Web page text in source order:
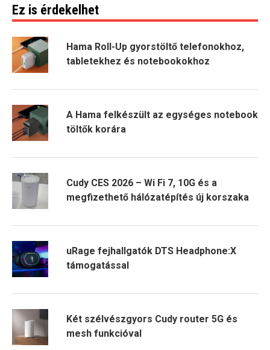
Ez is érdekelhet
Hama Roll-Up gyorstöltő telefonokhoz,
tabletekhez és notebookokhoz
A Hama felkészült az egységes notebook
töltők korára
Cudy CES 2026 – Wi Fi 7, 10G és a
megfizethető hálózatépítés új korszaka
uRage fejhallgatók DTS Headphone:X
támogatással
Két szélvészgyors Cudy router 5G és
mesh funkcióval